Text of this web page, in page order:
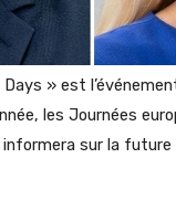
» est
les Journées
sur la